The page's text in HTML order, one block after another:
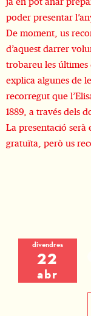
poder presentar
De moment, us
d’aquest darrer
trobareu les últimes
explica algunes de
recorregut que
1889, a través dels
La presentació serà
gratuïta, però us
divendres
22
abr